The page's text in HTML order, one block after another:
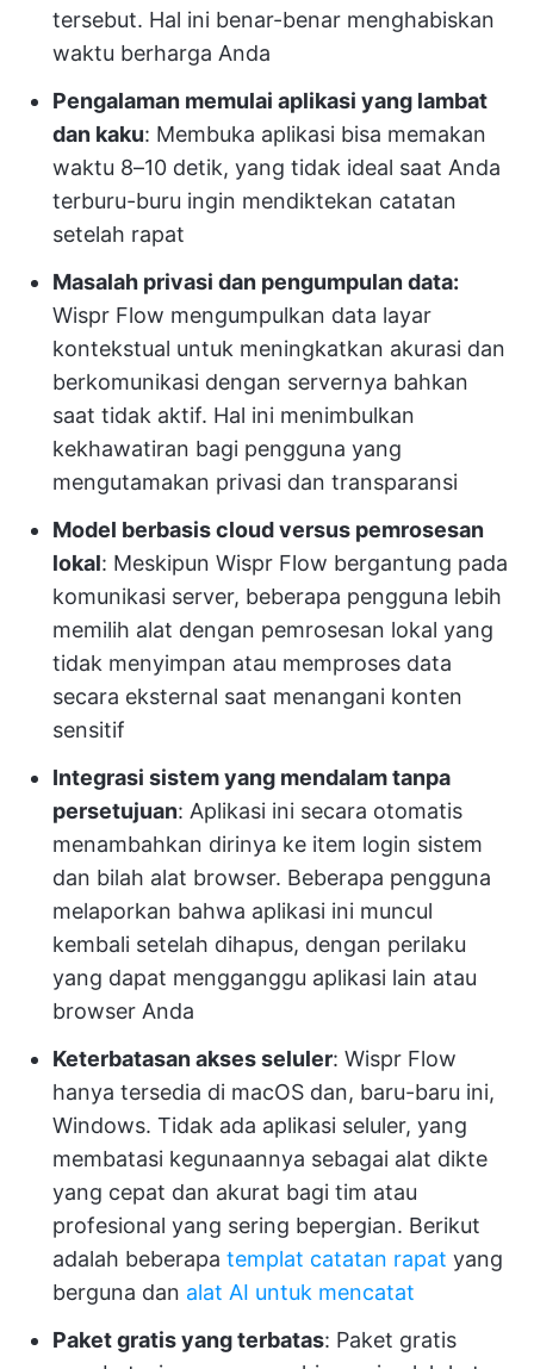
tersebut. Hal ini benar-benar menghabiskan
waktu berharga Anda
Pengalaman memulai aplikasi yang lambat
dan kaku: Membuka aplikasi bisa memakan
waktu 8–10 detik, yang tidak ideal saat Anda
terburu-buru ingin mendiktekan catatan
setelah rapat
Masalah privasi dan pengumpulan data:
Wispr Flow mengumpulkan data layar
kontekstual untuk meningkatkan akurasi dan
berkomunikasi dengan servernya bahkan
saat tidak aktif. Hal ini menimbulkan
kekhawatiran bagi pengguna yang
mengutamakan privasi dan transparansi
Model berbasis cloud versus pemrosesan
lokal: Meskipun Wispr Flow bergantung pada
komunikasi server, beberapa pengguna lebih
memilih alat dengan pemrosesan lokal yang
tidak menyimpan atau memproses data
secara eksternal saat menangani konten
sensitif
Integrasi sistem yang mendalam tanpa
persetujuan: Aplikasi ini secara otomatis
menambahkan dirinya ke item login sistem
dan bilah alat browser. Beberapa pengguna
melaporkan bahwa aplikasi ini muncul
kembali setelah dihapus, dengan perilaku
yang dapat mengganggu aplikasi lain atau
browser Anda
Keterbatasan akses seluler: Wispr Flow
hanya tersedia di macOS dan, baru-baru ini,
Windows. Tidak ada aplikasi seluler, yang
membatasi kegunaannya sebagai alat dikte
yang cepat dan akurat bagi tim atau
profesional yang sering bepergian. Berikut
adalah beberapa templat catatan rapat yang
berguna dan alat AI untuk mencatat
Paket gratis yang terbatas: Paket gratis